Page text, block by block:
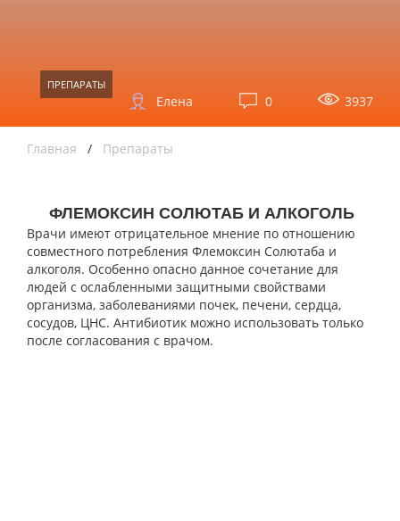
ПРЕПАРАТЫ
3937
0
Елена
Главная / Препараты
ФЛЕМОКСИН СОЛЮТАБ И АЛКОГОЛЬ
Врачи имеют отрицательное мнение по отношению
совместного потребления Флемоксин Солютаба и
алкоголя. Особенно опасно данное сочетание для
людей с ослабленными защитными свойствами
организма, заболеваниями почек, печени, сердца,
сосудов, ЦНС. Антибиотик можно использовать только
после согласования с врачом.